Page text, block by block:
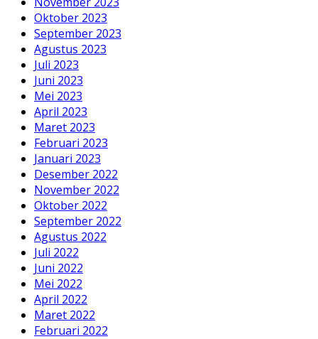
Oktober 2023
September 2023
Agustus 2023
Juli 2023
Juni 2023
Mei 2023
April 2023
Maret 2023
Februari 2023
Januari 2023
Desember 2022
November 2022
Oktober 2022
September 2022
Agustus 2022
Juli 2022
Juni 2022
Mei 2022
April 2022
Maret 2022
Februari 2022